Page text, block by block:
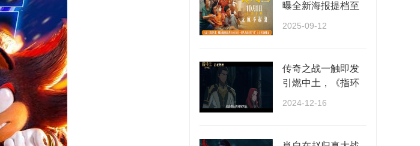
曝全新海报提档至
2025-09-12
传奇之战一触即发
引燃中土，《指环
2024-12-16